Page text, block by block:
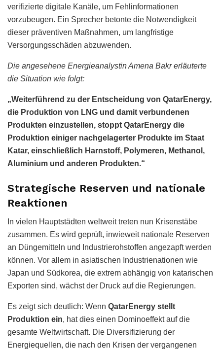
verifizierte digitale Kanäle, um Fehlinformationen
vorzubeugen. Ein Sprecher betonte die Notwendigkeit
dieser präventiven Maßnahmen, um langfristige
Versorgungsschäden abzuwenden.
Die angesehene Energieanalystin Amena Bakr erläuterte
die Situation wie folgt:
„Weiterführend zu der Entscheidung von QatarEnergy,
die Produktion von LNG und damit verbundenen
Produkten einzustellen, stoppt QatarEnergy die
Produktion einiger nachgelagerter Produkte im Staat
Katar, einschließlich Harnstoff, Polymeren, Methanol,
Aluminium und anderen Produkten.“
Strategische Reserven und nationale
Reaktionen
In vielen Hauptstädten weltweit treten nun Krisenstäbe
zusammen. Es wird geprüft, inwieweit nationale Reserven
an Düngemitteln und Industrierohstoffen angezapft werden
können. Vor allem in asiatischen Industrienationen wie
Japan und Südkorea, die extrem abhängig von katarischen
Exporten sind, wächst der Druck auf die Regierungen.
Es zeigt sich deutlich: Wenn QatarEnergy stellt
Produktion ein, hat dies einen Dominoeffekt auf die
gesamte Weltwirtschaft. Die Diversifizierung der
Energiequellen, die nach den Krisen der vergangenen